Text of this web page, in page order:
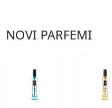
NOVI PARFEMI